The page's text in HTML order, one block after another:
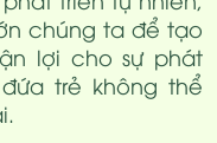
chúng ta để tạo
lợi cho sự phát
trẻ không thể